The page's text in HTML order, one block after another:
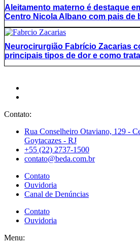
Aleitamento materno é destaque
Centro Nicola Albano com pais de
Neurocirurgião Fabrício Zacarias
principais tipos de dor e como
Contato:
Rua Conselheiro Otaviano, 129 -
Goytacazes - RJ
+55 (22) 2737-1500
contato@beda.com.br
Contato
Ouvidoria
Canal de Denúncias
Contato
Ouvidoria
Menu: